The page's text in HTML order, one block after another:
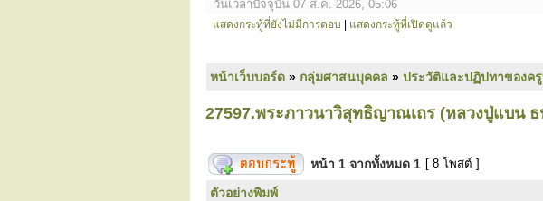
วันเวลาปัจจุบัน 07 ส.ค. 2026, 05:06
แสดงกระทู้ที่ยังไม่มีการตอบ แสดงกระทู้ที่เปิดดูแล้ว
หน้าเว็บบอร์ด » กลุ่มศาสนบุคคล » ประวัติและปฏิปทาของค
27597.พระภาวนาวิสุทธิญาณเถร (หลวงปู่แบน
หน้า 1 จากทั้งหมด 1 [ 8 โพสต์ ]
ตัวอย่างพิมพ์